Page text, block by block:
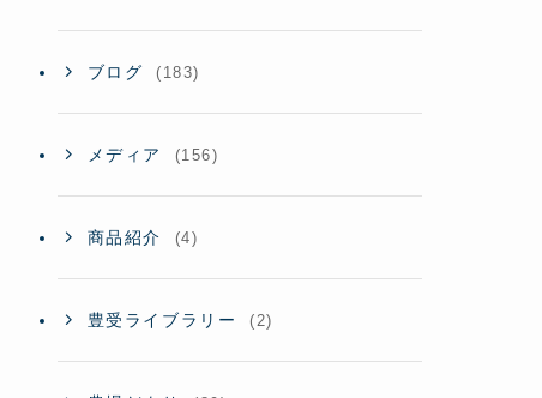
ブログ (183)
メディア (156)
商品紹介 (4)
豊受ライブラリー (2)